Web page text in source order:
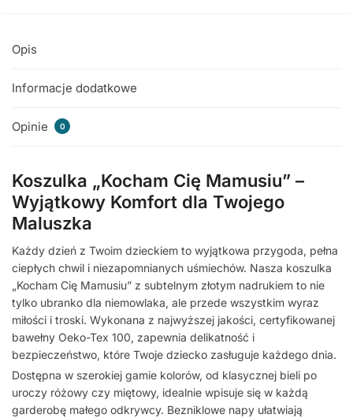
Opis
Informacje dodatkowe
Opinie 0
Koszulka „Kocham Cię Mamusiu” –
Wyjątkowy Komfort dla Twojego
Maluszka
Każdy dzień z Twoim dzieckiem to wyjątkowa przygoda, pełna
ciepłych chwil i niezapomnianych uśmiechów. Nasza koszulka
„Kocham Cię Mamusiu” z subtelnym złotym nadrukiem to nie
tylko ubranko dla niemowlaka, ale przede wszystkim wyraz
miłości i troski. Wykonana z najwyższej jakości, certyfikowanej
bawełny Oeko-Tex 100, zapewnia delikatność i
bezpieczeństwo, które Twoje dziecko zasługuje każdego dnia.
Dostępna w szerokiej gamie kolorów, od klasycznej bieli po
uroczy różowy czy miętowy, idealnie wpisuje się w każdą
garderobę małego odkrywcy. Bezniklowe napy ułatwiają